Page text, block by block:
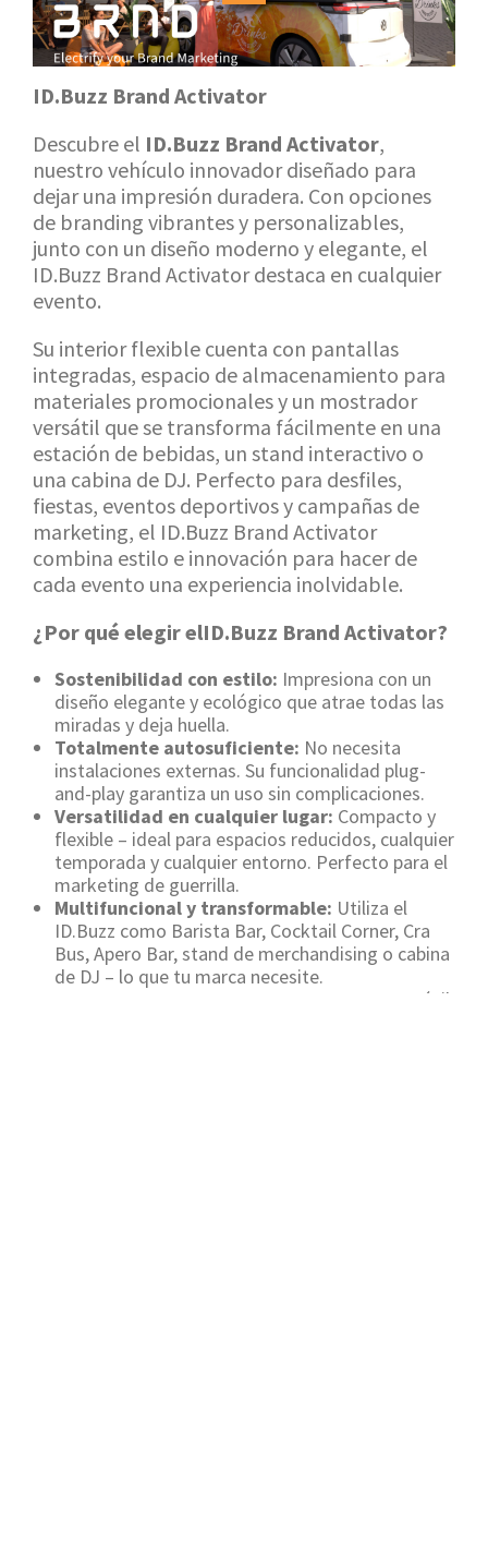
ID.Buzz Brand Activator
Descubre el ID.Buzz Brand Activator,
nuestro vehículo innovador diseñado para
dejar una impresión duradera. Con opciones
de branding vibrantes y personalizables,
junto con un diseño moderno y elegante, el
ID.Buzz Brand Activator destaca en cualquier
evento.
Su interior flexible cuenta con pantallas
integradas, espacio de almacenamiento para
materiales promocionales y un mostrador
versátil que se transforma fácilmente en una
estación de bebidas, un stand interactivo o
una cabina de DJ. Perfecto para desfiles,
fiestas, eventos deportivos y campañas de
marketing, el ID.Buzz Brand Activator
combina estilo e innovación para hacer de
cada evento una experiencia inolvidable.
¿Por qué elegir elID.Buzz Brand Activator?
Sostenibilidad con estilo: Impresiona con un
diseño elegante y ecológico que atrae todas las
miradas y deja huella.
Totalmente autosuficiente: No necesita
instalaciones externas. Su funcionalidad plug-
and-play garantiza un uso sin complicaciones.
Versatilidad en cualquier lugar: Compacto y
flexible – ideal para espacios reducidos, cualquier
temporada y cualquier entorno. Perfecto para el
marketing de guerrilla.
Multifuncional y transformable: Utiliza el
ID.Buzz como Barista Bar, Cocktail Corner, Cra
Bus, Apero Bar, stand de merchandising o cabina
de DJ – lo que tu marca necesite.
Tu pop-up móvil